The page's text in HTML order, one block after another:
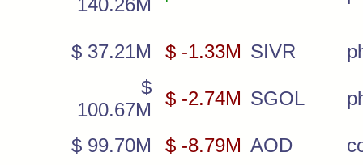
140.26M
$ 37.21M $ -1.33M SIVR
$
100.67M
$ -2.74M SGOL
$ 99.70M $ -8.79M AOD